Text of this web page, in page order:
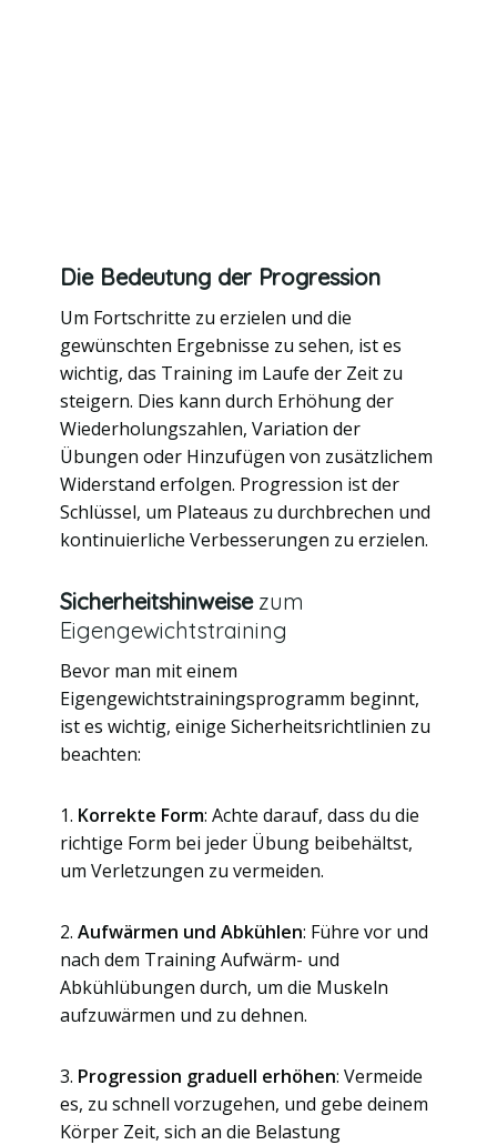
Die Bedeutung der Progression
Um Fortschritte zu erzielen und die
gewünschten Ergebnisse zu sehen, ist es
wichtig, das Training im Laufe der Zeit zu
steigern. Dies kann durch Erhöhung der
Wiederholungszahlen, Variation der
Übungen oder Hinzufügen von zusätzlichem
Widerstand erfolgen. Progression ist der
Schlüssel, um Plateaus zu durchbrechen und
kontinuierliche Verbesserungen zu erzielen.
Sicherheitshinweisezum
Eigengewichtstraining
Bevor man mit einem
Eigengewichtstrainingsprogramm beginnt,
ist es wichtig, einige Sicherheitsrichtlinien zu
beachten:
1. Korrekte Form: Achte darauf, dass du die
richtige Form bei jeder Übung beibehältst,
um Verletzungen zu vermeiden.
2. Aufwärmen und Abkühlen: Führe vor und
nach dem Training Aufwärm- und
Abkühlübungen durch, um die Muskeln
aufzuwärmen und zu dehnen.
3. Progression graduell erhöhen: Vermeide
es, zu schnell vorzugehen, und gebe deinem
Körper Zeit, sich an die Belastung